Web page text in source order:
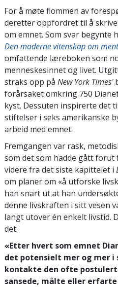
For å møte flommen av
deretter oppfordret til å
om emnet. Som svar begynte
Den moderne vitenskap om
omfattende læreboken som
menneskesinnet og livet.
straks opp på New York Times'
forårsaket omkring 750
kyst. Dessuten inspirerte det
stiftelser i seks amerikanske
arbeid med emnet.
Fremgangen var rask,
som det som hadde gått forut
videre fra det siste kapittelet i
om planer om «å utforske
han snart ut at han
denne livskraften i sitt vesen
langt utover én enkelt livstid.
det:
«Etter hvert som emnet
det potensielt mer og mer i
kontakte den ofte
sansede, målte eller